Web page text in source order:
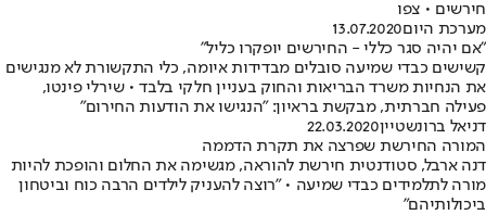
חירשים • צפו
מערכת היום13.07.2020
"אם יהיה סגר כללי - החירשים יופקרו כליל"
קשישים כבדי שמיעה סובלים מבדידות איומה, כלי התקשורת לא מנגישים
את הנחיות משרד הבריאות והחוק בעניין חלקי בלבד • שירלי פינטו,
פעילה חברתית, מבקשת בראיון: "הנגישו את הודעות החירום"
דניאל ברונשטיין22.03.2020
המורה החירשת שפרצה את תקרת הדממה
דנה ארבל, סטודנטית חירשת להוראה, מגשימה את החלום והופכת להיות
מורה לתלמידים כבדי שמיעה • "רוצה להעניק לילדים הרבה כוח וביטחון
ביכולותיהם"